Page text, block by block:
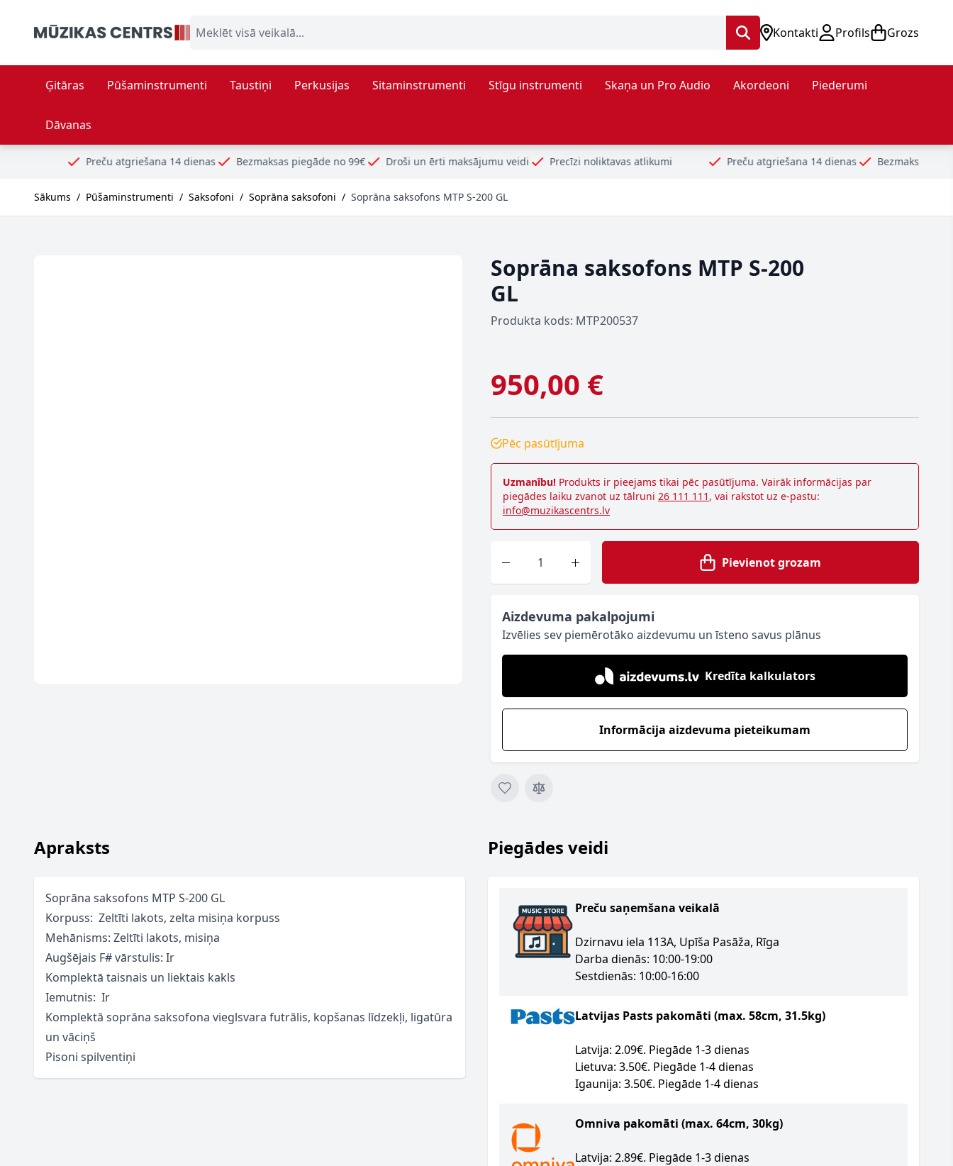
Meklēt visā veikalā...
Kontakti Profils Grozs
Ģitāras Pūšaminstrumenti Taustiņi Perkusijas Sitaminstrumenti Stīgu instrumenti Skaņa un Pro Audio Akordeoni Piederumi
Dāvanas
atgriešana 14 dienas Bezmaksas piegāde no 99€ Droši un ērti maksājumu veidi Precīzi noliktavas atlikumi Preču atgriešana 14 dienas Bezmaksas piegāde no 99€
Sākums / Pūšaminstrumenti / Saksofoni / Soprāna saksofoni / Soprāna saksofons MTP S-200 GL
Soprāna saksofons MTP S-200
GL
Produkta kods: MTP200537
950,00 €
Pēc pasūtījuma
Uzmanību! Produkts ir pieejams tikai pēc pasūtījuma. Vairāk informācijas par
piegādes laiku zvanot uz tālruni 26 111 111 , vai rakstot uz e-pastu:
info@muzikascentrs.lv
Pievienot grozam
Aizdevuma pakalpojumi
Izvēlies sev piemērotāko aizdevumu un īsteno savus plānus
Kredīta kalkulators
Informācija aizdevuma pieteikumam
Apraksts
Soprāna saksofons MTP S-200 GL
Korpuss: Zeltīti lakots, zelta misiņa korpuss
Mehānisms: Zeltīti lakots, misiņa
Augšējais F# vārstulis: Ir
Komplektā taisnais un liektais kakls
Iemutnis: Ir
Komplektā soprāna saksofona vieglsvara futrālis, kopšanas līdzekļi, ligatūra
un vāciņš
Pisoni spilventiņi
Piegādes veidi
Preču saņemšana veikalā
Dzirnavu iela 113A, Upīša Pasāža, Rīga
Darba dienās: 10:00-19:00
Sestdienās: 10:00-16:00
Latvijas Pasts pakomāti (max. 58cm, 31.5kg)
Latvija: 2.09€. Piegāde 1-3 dienas
Lietuva: 3.50€. Piegāde 1-4 dienas
Igaunija: 3.50€. Piegāde 1-4 dienas
Omniva pakomāti (max. 64cm, 30kg)
Latvija: 2.89€. Piegāde 1-3 dienas